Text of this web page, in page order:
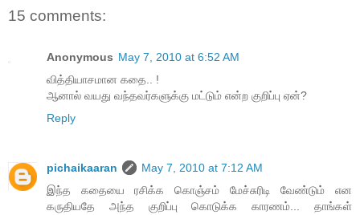
15 comments:
Anonymous May 7, 2010 at 6:52 AM
வித்தியாசமான கதை.. !
ஆனால் வயது வந்தவர்களுக்கு மட்டும் என்ற குறிப்பு ஏன்?
Reply
pichaikaaran
May 7, 2010 at 7:12 AM
இந்த கதையை ரசிக்க கொஞ்சம் மேச்சுரிடி வேண்டும் என
கருதியதே அந்த குறிப்பு கொடுக்க காரணம்... தாங்கள்